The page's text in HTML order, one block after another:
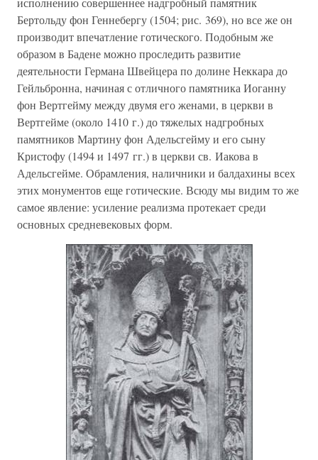
Бертольду фон Геннебергу (1504; рис. 369), но все же он
производит впечатление готического. Подобным же
образом в Бадене можно проследить развитие
деятельности Германа Швейцера по долине Неккара до
Гейльбронна, начиная с отличного памятника Иоганну
фон Вертгейму между двумя его женами, в церкви в
Вертгейме (около 1410 г.) до тяжелых надгробных
памятников Мартину фон Адельсгейму и его сыну
Кристофу (1494 и 1497 гг.) в церкви св. Иакова в
Адельсгейме. Обрамления, наличники и балдахины всех
этих монументов еще готические. Всюду мы видим то же
самое явление: усиление реализма протекает среди
основных средневековых форм.